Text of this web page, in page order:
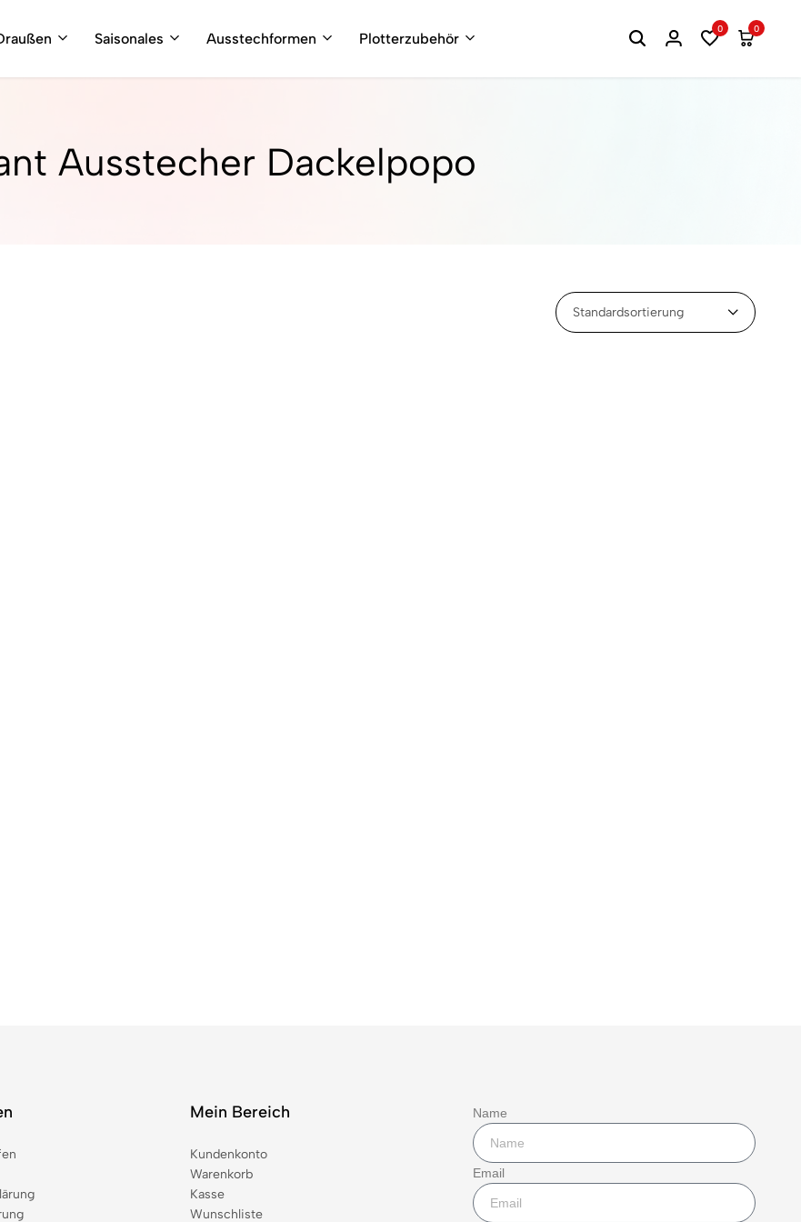
Saisonales Ausstechformen Plotterzubehör
0 0
Ausstecher Dackelpopo
Standardsortierung
Mein Bereich
Kundenkonto
Warenkorb
Kasse
Wunschliste
Name
Email